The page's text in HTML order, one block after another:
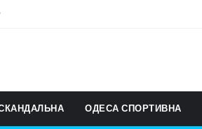
ОДЕСА СПОРТИВНА